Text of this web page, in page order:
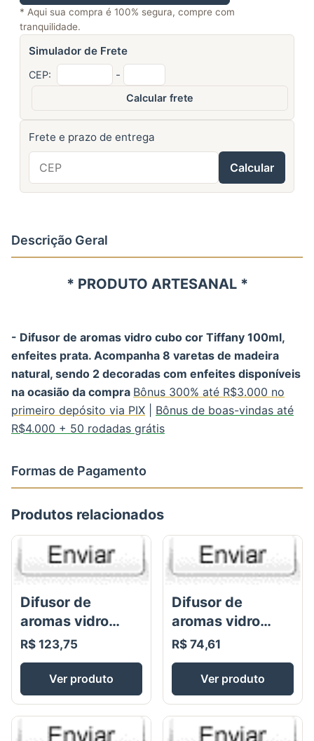
* Aqui sua compra é 100% segura, compre com
tranquilidade.
Simulador de Frete
CEP: -
Calcular frete
Frete e prazo de entrega
Calcular
Descrição Geral
* PRODUTO ARTESANAL *
- Difusor de aromas vidro cubo cor Tiffany 100ml,
enfeites prata. Acompanha 8 varetas de madeira
natural, sendo 2 decoradas com enfeites disponíveis
na ocasião da compra Bônus 300% até R$3.000 no
primeiro depósito via PIX
Bônus de boas-vindas até
R$4.000 + 50 rodadas grátis
Formas de Pagamento
Produtos relacionados
Difusor de
aromas vidro
cubo degradé
âmbar/dourado -
Fragrância
Trouss
R$ 123,75
Ver produto
Difusor de
aromas vidro
cubo shine 100ml
R$ 74,61
Ver produto